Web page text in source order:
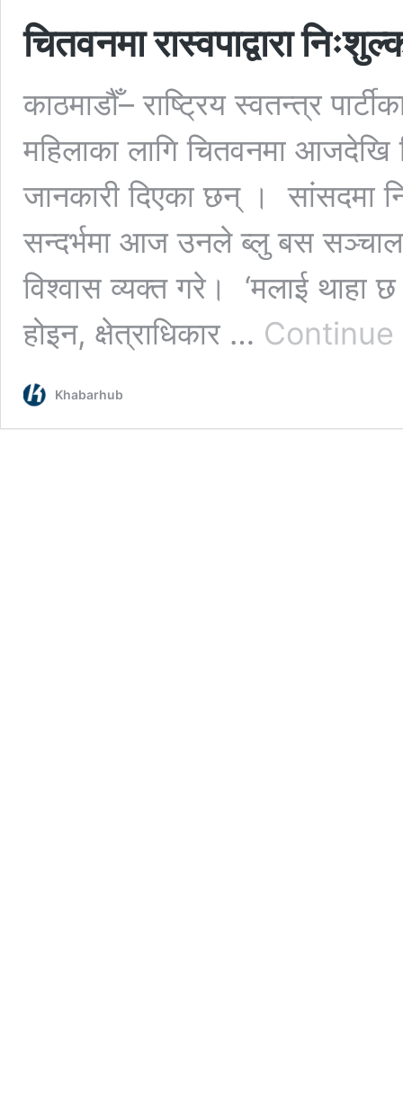
चितवनमा रास्वपाद्वारा
काठमाडौँ– राष्ट्रिय स्वतन्त्र
महिलाका लागि चितवनमा आजदेखि
जानकारी दिएका छन् । सांसदमा
सन्दर्भमा आज उनले ब्लु बस
विश्वास व्यक्त गरे। ‘मलाई
होइन, क्षेत्राधिकार …
Khabarhub